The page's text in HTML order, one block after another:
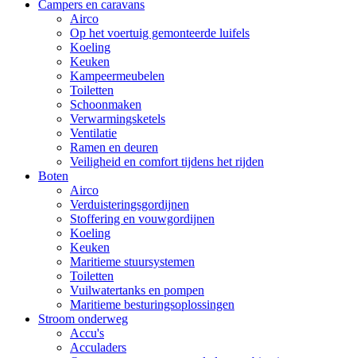
Campers en caravans
Airco
Op het voertuig gemonteerde luifels
Koeling
Keuken
Kampeermeubelen
Toiletten
Schoonmaken
Verwarmingsketels
Ventilatie
Ramen en deuren
Veiligheid en comfort tijdens het rijden
Boten
Airco
Verduisteringsgordijnen
Stoffering en vouwgordijnen
Koeling
Keuken
Maritieme stuursystemen
Toiletten
Vuilwatertanks en pompen
Maritieme besturingsoplossingen
Stroom onderweg
Accu's
Acculaders